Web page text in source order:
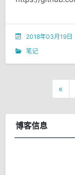
2018年03月19日
笔记
«
博客信息